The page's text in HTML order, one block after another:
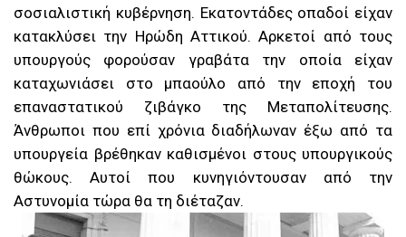
σοσιαλιστική κυβέρνηση. Εκατοντάδες οπαδοί είχαν
κατακλύσει την Ηρώδη Αττικού. Αρκετοί από τους
υπουργούς φορούσαν γραβάτα την οποία είχαν
καταχωνιάσει στο μπαούλο από την εποχή του
επαναστατικού ζιβάγκο της Μεταπολίτευσης.
Άνθρωποι που επί χρόνια διαδήλωναν έξω από τα
υπουργεία βρέθηκαν καθισμένοι στους υπουργικούς
θώκους. Αυτοί που κυνηγιόντουσαν από την
Αστυνομία τώρα θα τη διέταζαν.